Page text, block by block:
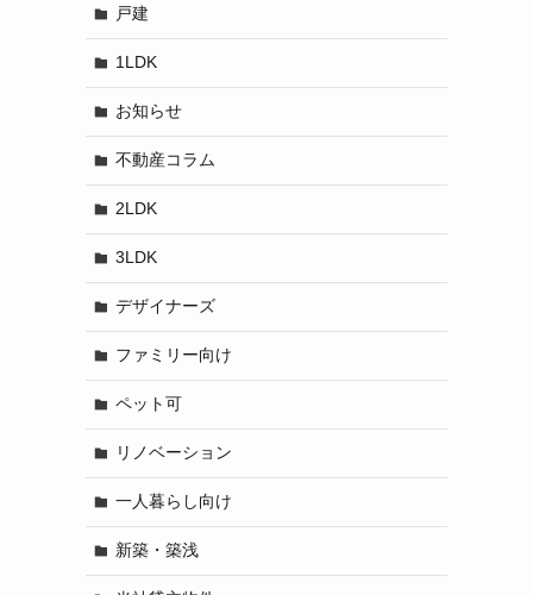
戸建
1LDK
お知らせ
不動産コラム
2LDK
3LDK
デザイナーズ
ファミリー向け
ペット可
リノベーション
一人暮らし向け
新築・築浅